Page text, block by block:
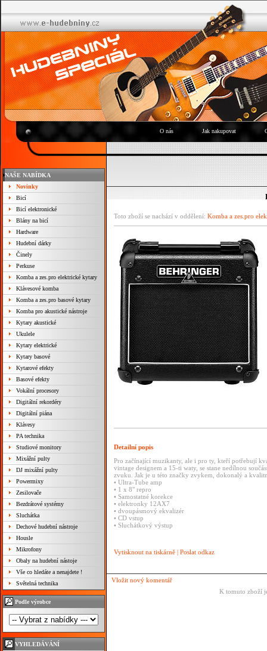
O nás Jak nakupovat
NAŠE NABÍDKA
Novinky
Bicí
Bicí elektronické
Blány na bicí
Hardware
Hudební dárky
Činely
Perkuse
Komba a zes.pro elektrické kytary
Klávesové komba
Komba a zes.pro basové kytary
Komba pro akustické nástroje
Kytary akustické
Ukulele
Kytary elektrické
Kytary basové
Kytarové efekty
Basové efekty
Vokální procesory
Digitální rekordéry
Digitální piána
Klávesy
PA technika
Studiové monitory
Mixážní pulty
DJ mixážní pulty
Powermixy
Zesilovače
Bezdrátové systémy
Sluchátka
Dechové hudební nástroje
Housle
Mikrofony
Obaly na hudební nástoje
Vše co hledáte a nenajdete !
Světelná technika
Podle výrobce
VYHLEDÁVÁNÍ
Toto zboží se nachází v oddělení: Komba a zes.pro
Detailní popis
Pro začínající muzikanty, ale i pro ty, kteří potřebují
vintage designem a 15-ti waty, se stane nedílnou
zvuku. Jak je u této značky zvykem, dokonalý a
• Ultra-Tube amp
• 1 x 8" repro
• Samostatné korekce
• elektronky 12AX7
• dvoupásmový ekvalizér
• CD vstup
• Sluchátkový výstup
Vytisknout na tiskárně | Poslat odkaz
Vložit nový komentář
K tomuto zboží